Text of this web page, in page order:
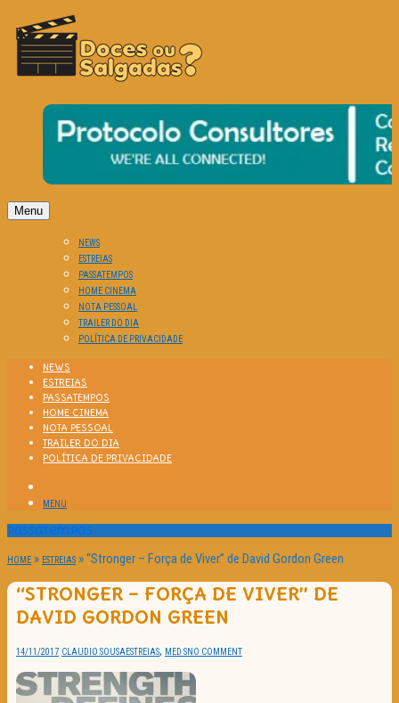
DOCES OU SALGADAS?
O Cinema? Uma Paixão!!
Menu
NEWS
ESTREIAS
PASSATEMPOS
HOME CINEMA
NOTA PESSOAL
TRAILER DO DIA
POLÍTICA DE PRIVACIDADE
NEWS
ESTREIAS
PASSATEMPOS
HOME CINEMA
NOTA PESSOAL
TRAILER DO DIA
POLÍTICA DE PRIVACIDADE
MENU
Passatempos
HOME » ESTREIAS »“Stronger – Força de Viver” de David Gordon Green
“STRONGER – FORÇA DE VIVER” DE
DAVID GORDON GREEN
14/11/2017 CLAUDIO SOUSAESTREIAS, MED SNO COMMENT